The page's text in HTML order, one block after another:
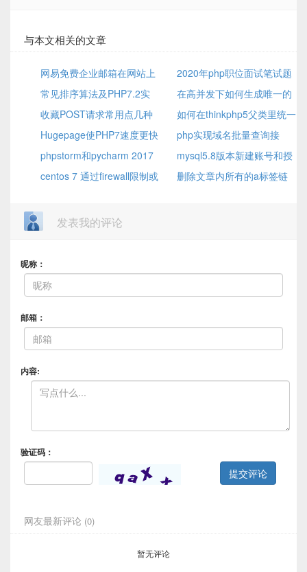
与本文相关的文章
网易免费企业邮箱在网站上
设置smtp
2020年php职位面试笔试题
精选
常见排序算法及PHP7.2实
在高并发下如何生成唯一的
订单号
收藏POST请求常用点几种
错误和解决方案
如何在thinkphp5父类里统一
修改return数据类型
Hugepage使PHP7速度更快
php实现域名批量查询接
phpstorm和pycharm 2017
版本的激活方法
mysql5.8版本新建账号和授
centos 7 通过firewall限制或
删除文章内所有的a标签链
发表我的评论
昵称：
邮箱：
内容:
验证码：
提交评论
网友最新评论 (0)
暂无评论